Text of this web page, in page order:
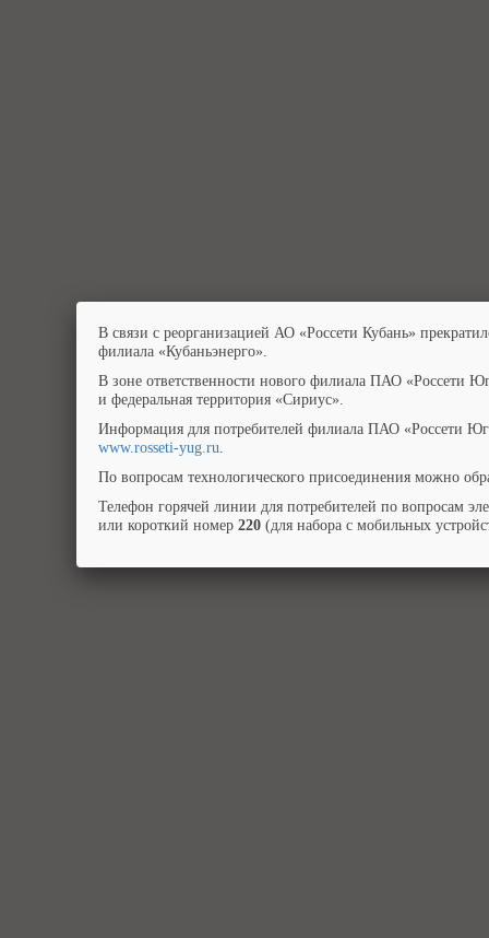
В связи с реорганизацией АО «Россети Кубань»
филиала «Кубаньэнерго».
В зоне ответственности нового филиала ПАО «Россети
и федеральная территория «Сириус».
Информация для потребителей филиала ПАО «Россети
www.rosseti-yug.ru.
По вопросам технологического присоединения можно
Телефон горячей линии для потребителей по вопросам
или короткий номер 220 (для набора с мобильных